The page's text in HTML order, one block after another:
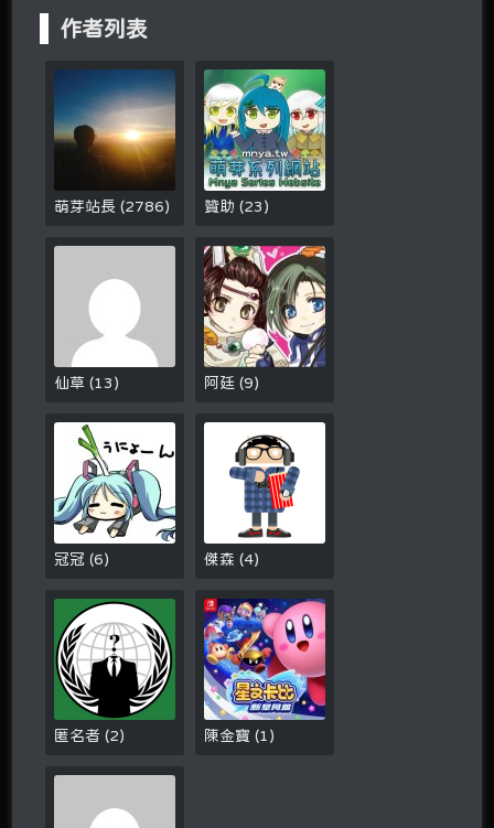
作者列表
萌芽站長(2786) 贊助(23 )
仙草(13 ) 阿廷(9)
冠冠(6) 傑森(4)
匿名者(2) 陳金寶(1 )